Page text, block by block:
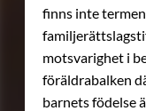
finns inte
motsvarighet i
föräldrabalken
barnets födelse